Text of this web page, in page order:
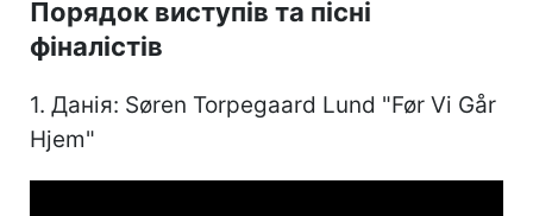
Порядок виступів та пісні
фіналістів
1. Данія: Søren Torpegaard Lund "Før Vi Går
Hjem"